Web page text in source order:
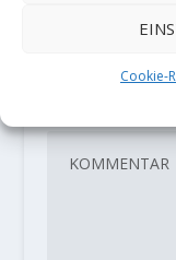
Cookie-